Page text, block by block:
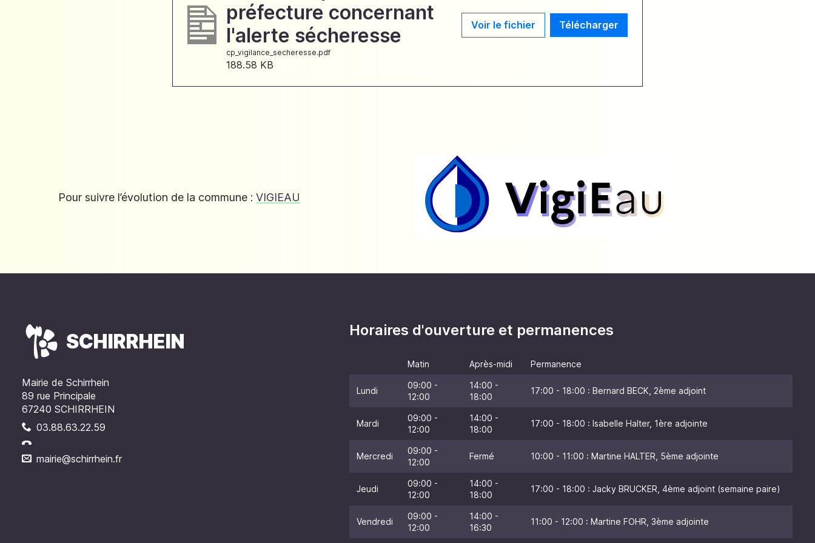
préfecture concernant
l'alerte sécheresse
cp_vigilance_secheresse.pdf
188.58 KB
Voir le fichier Télécharger
Pour suivre l’évolution de la commune : VIGIEAU
SCHIRRHEIN
Mairie de Schirrhein
89 rue Principale
67240 SCHIRRHEIN
03.88.63.22.59
mairie@schirrhein.fr
Horaires d'ouverture et permanences
Matin Après-midi Permanence
Lundi
09:00 -
12:00
14:00 -
18:00
17:00 - 18:00 : Bernard BECK, 2ème adjoint
Mardi
09:00 -
12:00
14:00 -
18:00
17:00 - 18:00 : Isabelle Halter, 1ère adjointe
Mercredi
09:00 -
12:00
Fermé 10:00 - 11:00 : Martine HALTER, 5ème adjointe
Jeudi
09:00 -
12:00
14:00 -
18:00
17:00 - 18:00 : Jacky BRUCKER, 4ème adjoint (semaine paire)
Vendredi
09:00 -
12:00
14:00 -
16:30
11:00 - 12:00 : Martine FOHR, 3ème adjointe